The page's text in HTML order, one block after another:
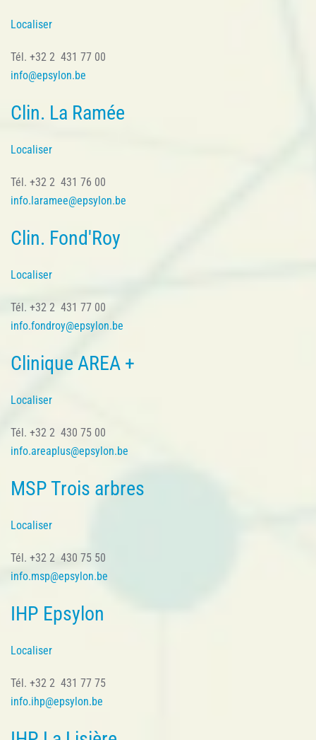
Localiser
Tél. +32 2 431 77 00
info@epsylon.be
Clin. La Ramée
Localiser
Tél. +32 2 431 76 00
info.laramee@epsylon.be
Clin. Fond'Roy
Localiser
Tél. +32 2 431 77 00
info.fondroy@epsylon.be
Clinique AREA +
Localiser
Tél. +32 2 430 75 00
info.areaplus@epsylon.be
MSP Trois arbres
Localiser
Tél. +32 2 430 75 50
info.msp@epsylon.be
IHP Epsylon
Localiser
Tél. +32 2 431 77 75
info.ihp@epsylon.be